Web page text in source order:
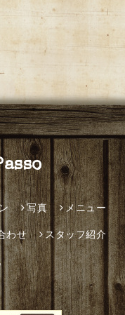
写真 メニュー
わせ スタッフ紹介